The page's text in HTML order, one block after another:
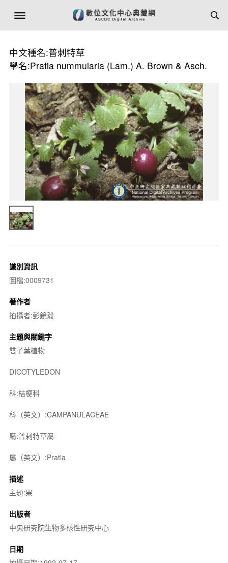
中文種名:普刺特草
學名:Pratia nummularia (Lam.) A. Brown & Asch.
識別資訊
圖檔:0009731
著作者
拍攝者:彭鏡毅
主題與關鍵字
雙子葉植物
DICOTYLEDON
科:桔梗科
科（英文）:CAMPANULACEAE
屬:普剌特草屬
屬（英文）:Pratia
描述
主題:果
出版者
中央研究院生物多樣性研究中心
日期